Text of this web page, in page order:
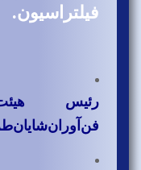
فیلتراسیون.
رئیس